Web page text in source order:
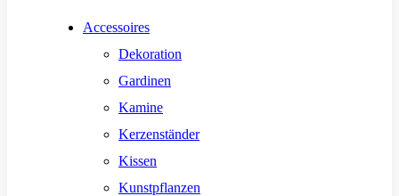
Accessoires
Dekoration
Gardinen
Kamine
Kerzenständer
Kissen
Kunstpflanzen